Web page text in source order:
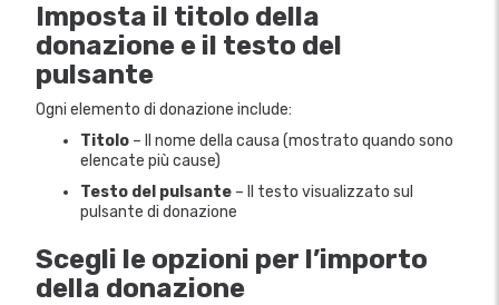
Imposta il titolo della
donazione e il testo del
pulsante
Ogni elemento di donazione include:
Titolo – Il nome della causa (mostrato quando sono
elencate più cause)
Testo del pulsante – Il testo visualizzato sul
pulsante di donazione
Scegli le opzioni per l’importo
della donazione